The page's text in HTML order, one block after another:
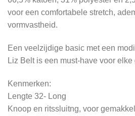
voor een comfortabele stretch,
vormvastheid.
Een veelzijdige basic met een
Liz Belt is een must-have voor elke
Kenmerken:
Lengte 32- Long
Knoop en ritssluitng, voor